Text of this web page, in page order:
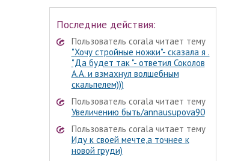
Последние действия:
Пользователь corala читает тему
"Хочу стройные ножки"- сказала я .
"Да будет так "- ответил Соколов
А.А. и взмахнул волшебным
скальпелем)))
Пользователь corala читает тему
Увеличению быть/annausupova90
Пользователь corala читает тему
Иду к своей мечте,а точнее к
новой груди)